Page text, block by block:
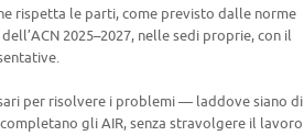
rispetta le parti, come previsto dalle norme
2025–2027, nelle sedi proprie, con il
per risolvere i problemi — laddove siano di
gli AIR, senza stravolgere il lavoro